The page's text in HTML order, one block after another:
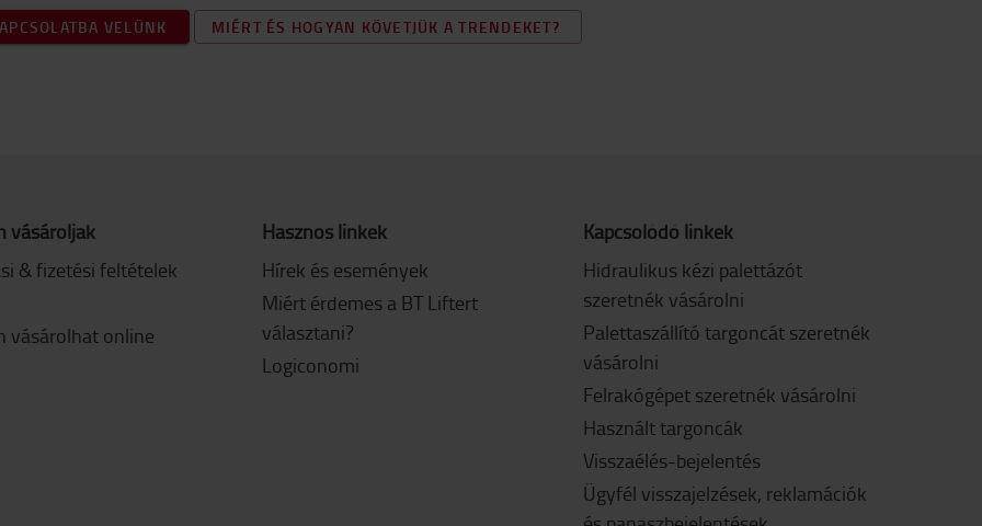
VELÜNK MIÉRT ÉS HOGYAN KÖVETJÜK A TRENDEKET?
vásároljak
& fizetési feltételek
vásárolhat online
Hasznos linkek
Hírek és események
Miért érdemes a BT Liftert
választani?
Logiconomi
Kapcsolódó linkek
Hidraulikus kézi palettázót
szeretnék vásárolni
Palettaszállító targoncát szeretnék
vásárolni
Felrakógépet szeretnék vásárolni
Használt targoncák
Visszaélés-bejelentés
Ügyfél visszajelzések, reklamációk